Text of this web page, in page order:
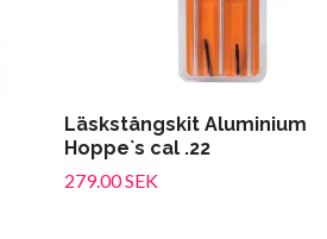
Läskstångskit Aluminium
Hoppe`s cal .22
279.00 SEK